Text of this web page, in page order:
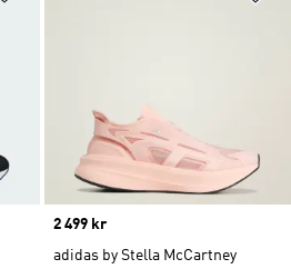
Price
2 499 kr
adidas by Stella McCartney